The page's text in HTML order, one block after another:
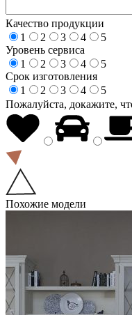
Качество продукции
1
2 3 4
5
Уровень сервиса
1
2 3 4
5
Срок изготовления
1
2 3 4
5
Пожалуйста, докажите,
Похожие модели